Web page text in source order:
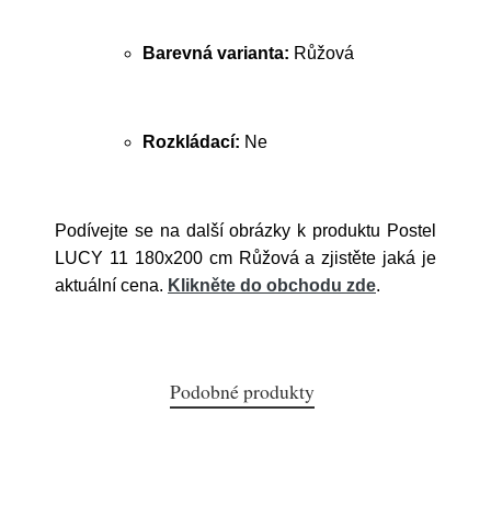
Barevná varianta: Růžová
Rozkládací: Ne
Podívejte se na další obrázky k produktu Postel
LUCY 11 180x200 cm Růžová a zjistěte jaká je
aktuální cena. Klikněte do obchodu zde.
Podobné produkty